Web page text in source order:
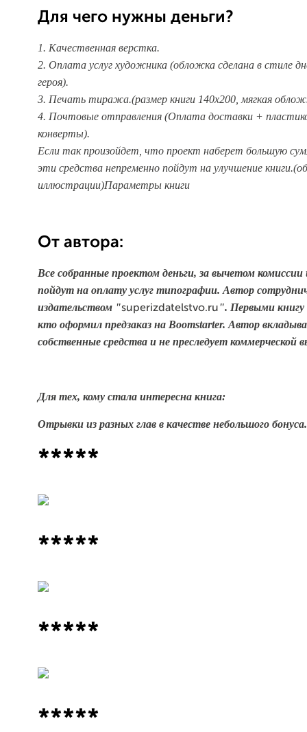
Для чего нужны деньги?
1. Качественная верстка.
2. Оплата услуг художника (обложка сделана в стиле
героя).
3. Печать тиража.(размер книги 140х200, мягкая
4. Почтовые отправления (Оплата доставки +
конверты).
Если так произойдет, что проект наберет большую
эти средства непременно пойдут на улучшение
иллюстрации)Параметры книги
От автора:
Все собранные проектом деньги, за вычетом комиссии
пойдут на оплату услуг типографии. Автор
издательством "superizdatelstvo.ru ". Первыми книгу
кто оформил предзаказ на Boomstarter. Автор
собственные средства и не преследует коммерческой
Для тех, кому стала интересна книга:
Отрывки из разных глав в качестве небольшого бонуса.
*****
*****
*****
*****